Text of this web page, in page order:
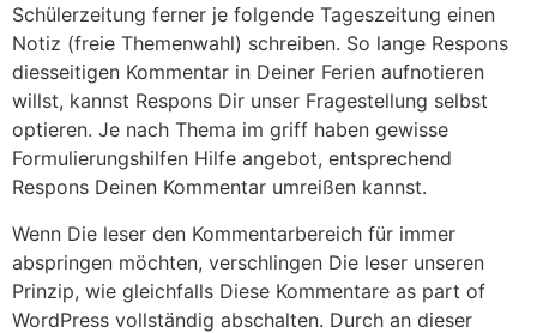
Schülerzeitung ferner je folgende Tageszeitung einen
Notiz (freie Themenwahl) schreiben. So lange Respons
diesseitigen Kommentar in Deiner Ferien aufnotieren
willst, kannst Respons Dir unser Fragestellung selbst
optieren. Je nach Thema im griff haben gewisse
Formulierungshilfen Hilfe angebot, entsprechend
Respons Deinen Kommentar umreißen kannst.
Wenn Die leser den Kommentarbereich für immer
abspringen möchten, verschlingen Die leser unseren
Prinzip, wie gleichfalls Diese Kommentare as part of
WordPress vollständig abschalten. Durch an dieser